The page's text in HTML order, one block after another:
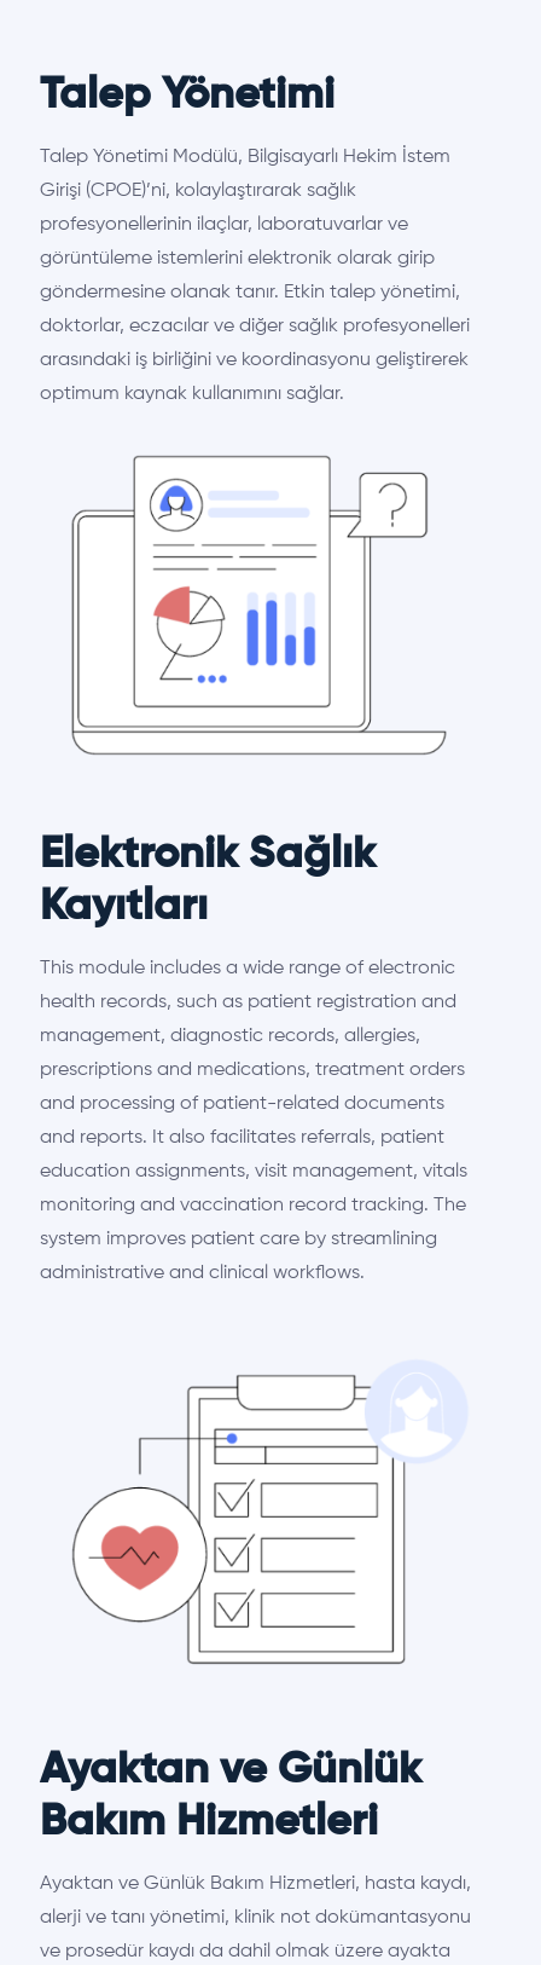
Talep Yönetimi
Talep Yönetimi Modülü, Bilgisayarlı Hekim İstem
Girişi (CPOE)’ni, kolaylaştırarak sağlık
profesyonellerinin ilaçlar, laboratuvarlar ve
görüntüleme istemlerini elektronik olarak girip
göndermesine olanak tanır. Etkin talep yönetimi,
doktorlar, eczacılar ve diğer sağlık profesyonelleri
arasındaki iş birliğini ve koordinasyonu geliştirerek
optimum kaynak kullanımını sağlar.
Elektronik Sağlık
Kayıtları
This module includes a wide range of electronic
health records, such as patient registration and
management, diagnostic records, allergies,
prescriptions and medications, treatment orders
and processing of patient-related documents
and reports. It also facilitates referrals, patient
education assignments, visit management, vitals
monitoring and vaccination record tracking. The
system improves patient care by streamlining
administrative and clinical workflows.
Ayaktan ve Günlük
Bakım Hizmetleri
Ayaktan ve Günlük Bakım Hizmetleri, hasta kaydı,
alerji ve tanı yönetimi, klinik not dokümantasyonu
ve prosedür kaydı da dahil olmak üzere ayakta